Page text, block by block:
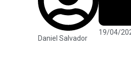
Daniel Salvador
19/04/